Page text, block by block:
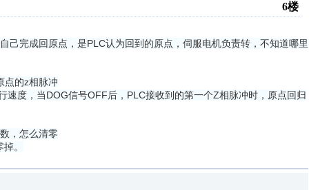
6楼
完成回原点，是PLC认为回到的原点，伺服电机负责转，不知道哪里
点的z相脉冲
度，当DOG信号OFF后，PLC接收到的第一个Z相脉冲时，原点回归
，怎么清零
。